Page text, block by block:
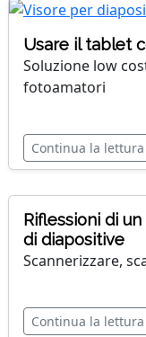
Usare il tablet
Soluzione low
fotoamatori
Continua la lettura
Riflessioni di
di diapositive
Scannerizzare,
Continua la lettura